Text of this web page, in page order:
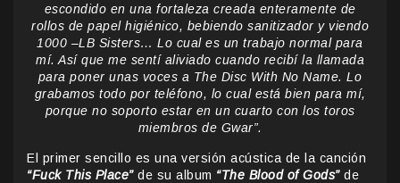
escondido en una fortaleza creada enteramente de
rollos de papel higiénico, bebiendo sanitizador y viendo
1000 –LB Sisters… Lo cual es un trabajo normal para
mí. Así que me sentí aliviado cuando recibí la llamada
para poner unas voces a The Disc With No Name. Lo
grabamos todo por teléfono, lo cual está bien para mí,
porque no soporto estar en un cuarto con los toros
miembros de Gwar”.
El primer sencillo es una versión acústica de la canción
“Fuck This Place”de su album “The Blood of Gods”de